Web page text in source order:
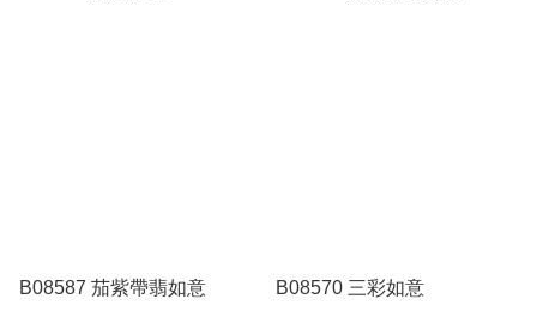
B08587 茄紫帶翡如意 B08570 三彩如意